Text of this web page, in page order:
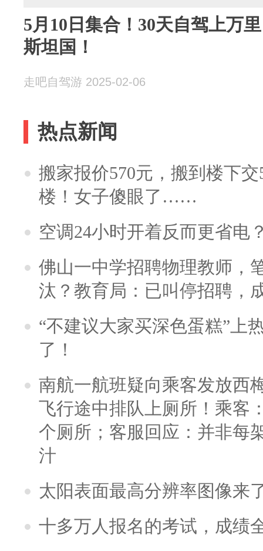
5月10日集合！30天自驾上万
斯坦国！
走吧自驾游 2025-02-06
热点新闻
搬家报价570元，搬到楼下
楼！女子傻眼了……
空调24小时开着反而更省电
佛山一中学招聘物理教师，
汰？教育局：已叫停招聘，
“不建议大家买深色蛋糕”上
了！
南航一航班疑向乘客发放西
飞行途中排队上厕所！乘客
个厕所；客服回应：并非每
汁
太阳表面最高分辨率图像来
十多万人报名的考试，成绩